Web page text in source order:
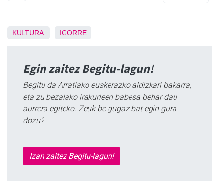
KULTURA IGORRE
Egin zaitez Begitu-lagun!
Begitu da Arratiako euskerazko aldizkari bakarra,
eta zu bezalako irakurleen babesa behar dau
aurrera egiteko. Zeuk be gugaz bat egin gura
dozu?
Izan zaitez Begitu-lagun!